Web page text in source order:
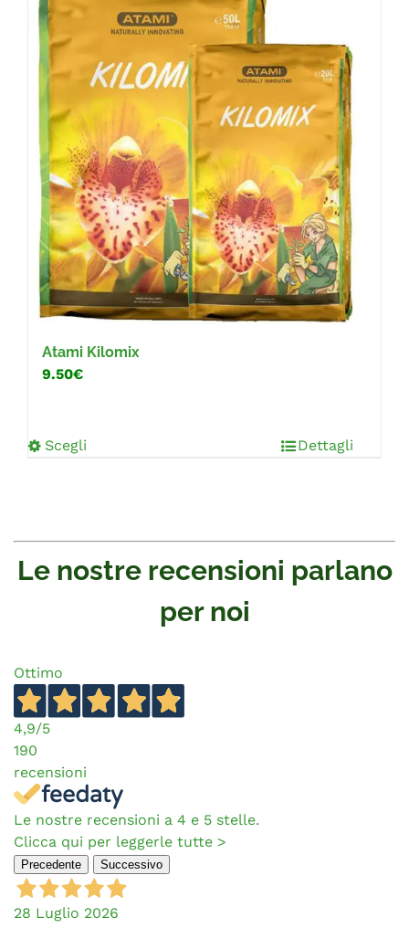
Atami Kilomix
9.50€
Scegli Dettagli
Le nostre recensioni parlano
per noi
Ottimo
4,9/5
190
recensioni
Le nostre recensioni a 4 e 5 stelle.
Clicca qui per leggerle tutte >
Precedente Successivo
28 Luglio 2026